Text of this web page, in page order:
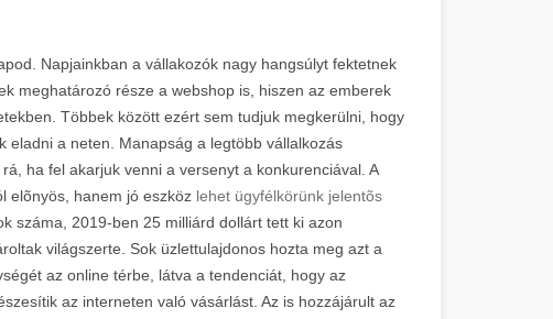
Napjainkban a vállakozók nagy hangsúlyt fektetnek
meghatározó része a webshop is, hiszen az emberek
Többek között ezért sem tudjuk megkerülni, hogy
eladni a neten. Manapság a legtöbb vállalkozás
ha fel akarjuk venni a versenyt a konkurenciával. A
elõnyös, hanem jó eszköz lehet ügyfélkörünk jelentõs
száma, 2019-ben 25 milliárd dollárt tett ki azon
világszerte. Sok üzlettulajdonos hozta meg azt a
az online térbe, látva a tendenciát, hogy az
az interneten való vásárlást. Az is hozzájárult az